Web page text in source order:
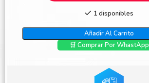
1 disponibles
Añadir Al Carrito
🛒 Comprar Por WhastApp